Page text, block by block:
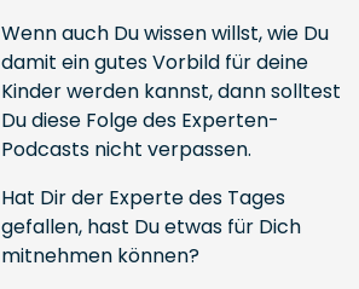
Wenn auch Du wissen willst, wie Du
damit ein gutes Vorbild für deine
Kinder werden kannst, dann solltest
Du diese Folge des Experten-
Podcasts nicht verpassen.
Hat Dir der Experte des Tages
gefallen, hast Du etwas für Dich
mitnehmen können?